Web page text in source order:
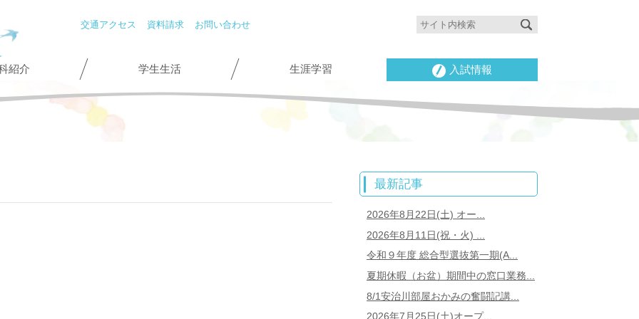
交通アクセス 資料請求 お問い合わせ
紹介 学生生活 生涯学習 入試情報
最新記事
2026年8月22日(土) オー...
2026年8月11日(祝・火) ...
令和９年度 総合型選抜第一期(A...
夏期休暇（お盆）期間中の窓口業務...
8/1安治川部屋おかみの奮闘記講...
2026年7月25日(土)オープ...